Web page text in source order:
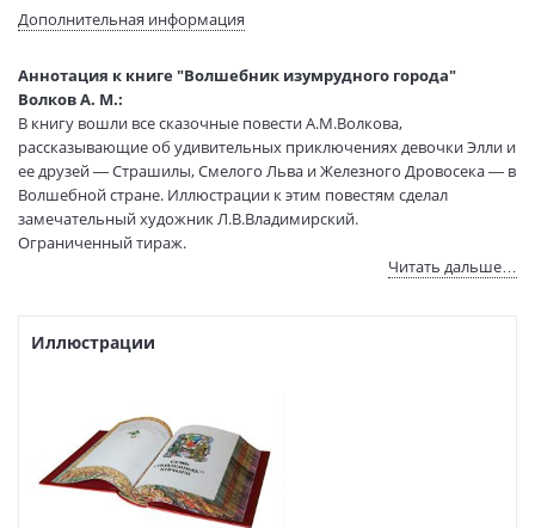
Инкрустация:
Накладной элемент
Обрез:
Рисованный
Иллюстрации:
Владимирский Л. В.
Иллюстраторы:
Владимирский Леонид Викторович
Формат:
84х108 1/32
Размеры в мм
(ДхШхВ):
265x200x64
Вес:
2310 гр.
В продаже с:
Дополнительная информация
Аннотация к книге "Волшебник изумрудного города"
Волков А. М.:
В книгу вошли все сказочные повести А.М.Волкова,
рассказывающие об удивительных приключениях девочки Элли и
ее друзей — Страшилы, Смелого Льва и Железного Дровосека — в
Волшебной стране. Иллюстрации к этим повестям сделал
замечательный художник Л.В.Владимирский.
Ограниченный тираж.
ЦВЕТ ПЕРЕПЛЕТА МОЖЕТ ОТЛИЧАТЬСЯ ОТ ПРЕДСТАВЛЕННОГО.
Читать дальше…
Иллюстрации